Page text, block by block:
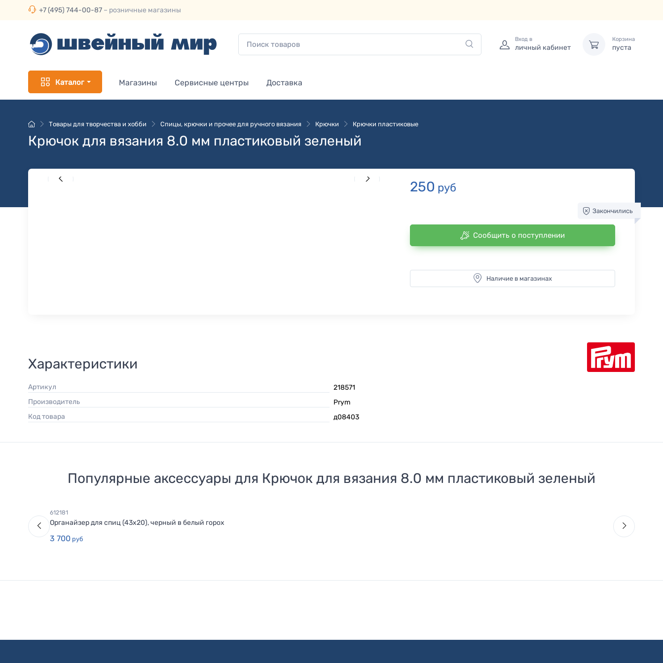
+7 (495) 744-00-87 – розничные магазины
Вход в
личный кабинет
Корзина
пуста
Каталог Магазины Сервисные центры Доставка
Товары для творчества и хобби Спицы, крючки и прочее для ручного вязания Крючки Крючки пластиковые
Крючок для вязания 8.0 мм пластиковый зеленый
250 руб
Закончились
Сообщить о поступлении
Наличие в магазинах
Характеристики
Артикул
218571
Производитель
Prym
Код товара
д08403
Популярные аксессуары для Крючок для вязания 8.0 мм пластиковый зеленый
612181
Органайзер для спиц (43х20), черный в белый горох
3 700 руб